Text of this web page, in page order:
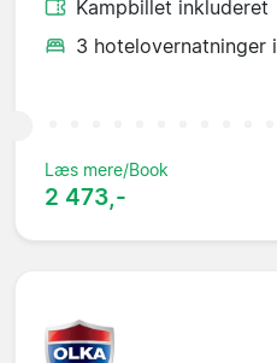
Kampbillet inkluderet
3 hotelovernatninger
Læs mere/Book
2 473,-